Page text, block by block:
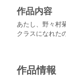
作品内容
あたし、野々村
クラスになれた
み!!表題作のほ
作品情報